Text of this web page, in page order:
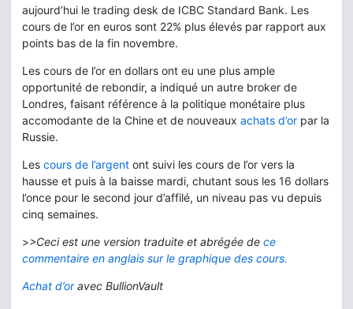
aujourd’hui le trading desk de ICBC Standard Bank. Les
cours de l’or en euros sont 22% plus élevés par rapport aux
points bas de la fin novembre.
Les cours de l’or en dollars ont eu une plus ample
opportunité de rebondir, a indiqué un autre broker de
Londres, faisant référence à la politique monétaire plus
accomodante de la Chine et de nouveaux achats d’or par la
Russie.
Les cours de l’argent ont suivi les cours de l’or vers la
hausse et puis à la baisse mardi, chutant sous les 16 dollars
l’once pour le second jour d’affilé, un niveau pas vu depuis
cinq semaines.
>>Ceci est une version traduite et abrégée de ce
commentaire en anglais sur le graphique des cours.
Achat d’oravec BullionVault